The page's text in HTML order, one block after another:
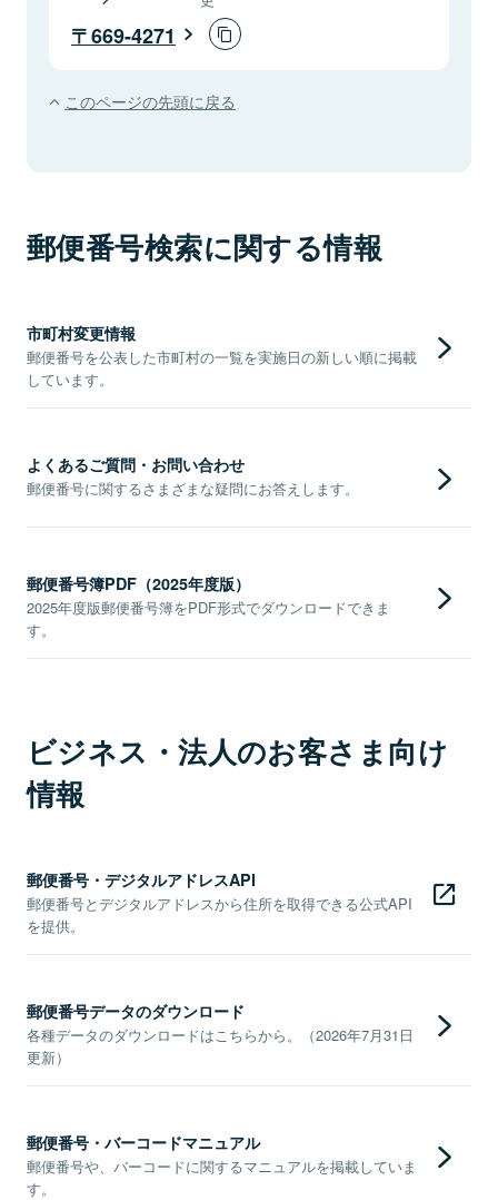
669-4271
このページの先頭に戻る
郵便番号検索に関する情報
市町村変更情報
郵便番号を公表した市町村の一覧を実施日の新しい順に掲載
しています。
よくあるご質問・お問い合わせ
郵便番号に関するさまざまな疑問にお答えします。
郵便番号簿PDF（2025年度版）
2025年度版郵便番号簿をPDF形式でダウンロードできま
す。
ビジネス・法人のお客さま向け
情報
郵便番号・デジタルアドレスAPI
郵便番号とデジタルアドレスから住所を取得できる公式API
を提供。
郵便番号データのダウンロード
各種データのダウンロードはこちらから。（2026年7月31日
更新）
郵便番号・バーコードマニュアル
郵便番号や、バーコードに関するマニュアルを掲載していま
す。